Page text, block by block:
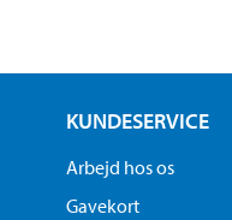
KUNDESERVICE
Arbejd hos os
Gavekort